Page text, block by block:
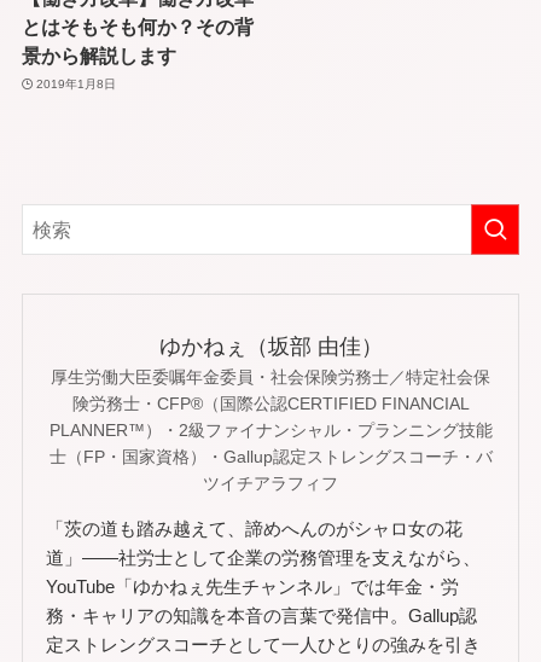
とはそもそも何か？その背
景から解説します
2019年1月8日
ゆかねぇ（坂部 由佳）
厚生労働大臣委嘱年金委員・社会保険労務士／特定社会保
険労務士・CFP®（国際公認CERTIFIED FINANCIAL
PLANNER™）・2級ファイナンシャル・プランニング技能
士（FP・国家資格）・Gallup認定ストレングスコーチ・バ
ツイチアラフィフ
「茨の道も踏み越えて、諦めへんのがシャロ女の花
道」——社労士として企業の労務管理を支えながら、
YouTube「ゆかねぇ先生チャンネル」では年金・労
務・キャリアの知識を本音の言葉で発信中。Gallup認
定ストレングスコーチとして一人ひとりの強みを引き